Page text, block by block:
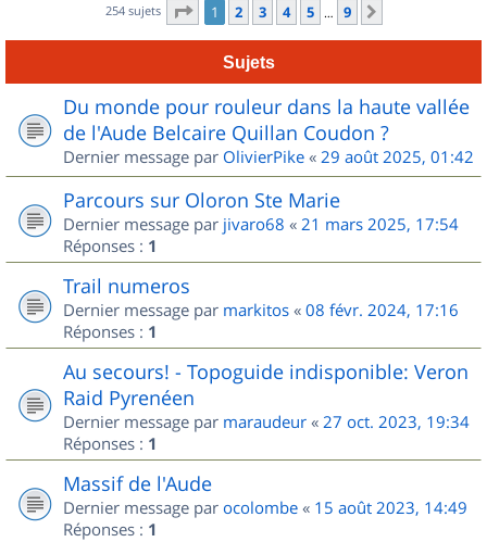
254 sujets Page 1sur
1 2 3 4 5 … 9
Sujets
Du monde pour rouleur dans la haute vallée
de l'Aude Belcaire Quillan Coudon ?
Dernier message par OlivierPike « 29 août 2025, 01:42
Parcours sur Oloron Ste Marie
Dernier message par jivaro68 « 21 mars 2025, 17:54
Réponses : 1
Trail numeros
Dernier message par markitos « 08 févr. 2024, 17:16
Réponses : 1
Au secours! - Topoguide indisponible: Veron
Raid Pyrenéen
Dernier message par maraudeur « 27 oct. 2023, 19:34
Réponses : 1
Massif de l'Aude
Dernier message par ocolombe « 15 août 2023, 14:49
Réponses : 1